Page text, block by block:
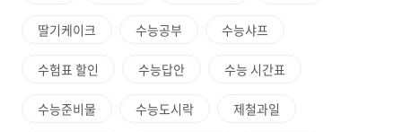
딸기케이크 수능공부 수능샤프
수험표 할인 수능답안 수능 시간표
수능준비물 수능도시락 제철과일